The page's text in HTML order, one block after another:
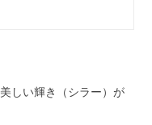
しい輝き（シラー）が